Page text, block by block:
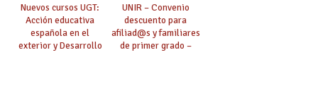
Nuevos cursos UGT:
Acción educativa
española en el
exterior y Desarrollo
UNIR – Convenio
descuento para
afiliad@s y familiares
de primer grado –